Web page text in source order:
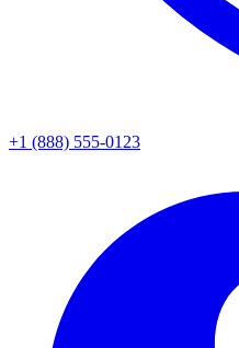
+1 (888) 555-0123